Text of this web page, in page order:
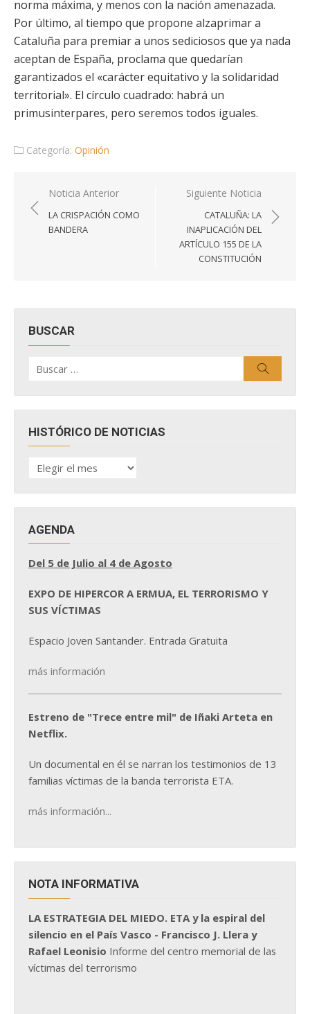
norma máxima, y menos con la nación amenazada.
Por último, al tiempo que propone alzaprimar a
Cataluña para premiar a unos sediciosos que ya nada
aceptan de España, proclama que quedarían
garantizados el «carácter equitativo y la solidaridad
territorial». El círculo cuadrado: habrá un
primusinterpares, pero seremos todos iguales.
Categoría: Opinión
Navegación
de
entradas
Noticia Anterior
LA CRISPACIÓN COMO
BANDERA
Siguiente Noticia
CATALUÑA: LA
INAPLICACIÓN DEL
ARTÍCULO 155 DE LA
CONSTITUCIÓN
BUSCAR
por:
HISTÓRICO DE NOTICIAS
HISTÓRICO
DE
AGENDA
Del 5 de Julio al 4 de Agosto
EXPO DE HIPERCOR A ERMUA, EL TERRORISMO Y
SUS VÍCTIMAS
Espacio Joven Santander. Entrada Gratuita
más información
Estreno de "Trece entre mil" de Iñaki Arteta en
Netflix.
Un documental en él se narran los testimonios de 13
familias víctimas de la banda terrorista ETA.
más información...
NOTA INFORMATIVA
LA ESTRATEGIA DEL MIEDO. ETA y la espiral del
silencio en el País Vasco - Francisco J. Llera y
Rafael Leonisio Informe del centro memorial de las
víctimas del terrorismo